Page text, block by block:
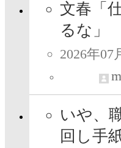
文春「
るな」
2026年07
いや、
回し手